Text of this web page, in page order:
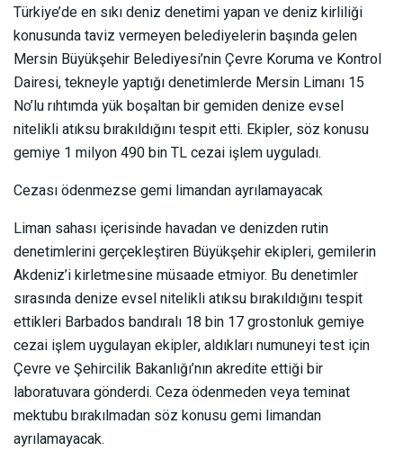
Türkiye’de en sıkı deniz denetimi yapan ve deniz kirliliği
konusunda taviz vermeyen belediyelerin başında gelen
Mersin Büyükşehir Belediyesi’nin Çevre Koruma ve Kontrol
Dairesi, tekneyle yaptığı denetimlerde Mersin Limanı 15
No’lu rıhtımda yük boşaltan bir gemiden denize evsel
nitelikli atıksu bırakıldığını tespit etti. Ekipler, söz konusu
gemiye 1 milyon 490 bin TL cezai işlem uyguladı.
Cezası ödenmezse gemi limandan ayrılamayacak
Liman sahası içerisinde havadan ve denizden rutin
denetimlerini gerçekleştiren Büyükşehir ekipleri, gemilerin
Akdeniz’i kirletmesine müsaade etmiyor. Bu denetimler
sırasında denize evsel nitelikli atıksu bırakıldığını tespit
ettikleri Barbados bandıralı 18 bin 17 grostonluk gemiye
cezai işlem uygulayan ekipler, aldıkları numuneyi test için
Çevre ve Şehircilik Bakanlığı’nın akredite ettiği bir
laboratuvara gönderdi. Ceza ödenmeden veya teminat
mektubu bırakılmadan söz konusu gemi limandan
ayrılamayacak.